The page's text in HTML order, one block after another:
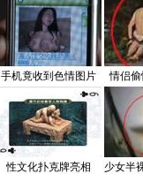
手机竟收到色情图片 情侣
性文化扑克牌亮相 少女半